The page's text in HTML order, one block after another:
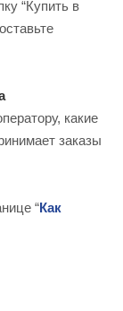
“Купить в
какие
заказы
“Как